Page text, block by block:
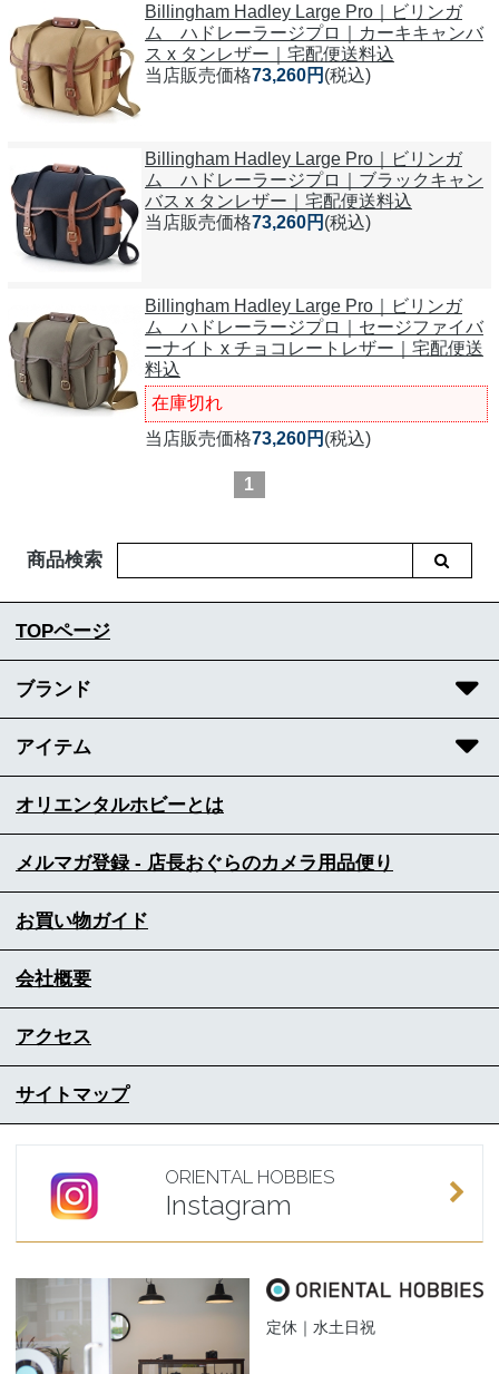
Billingham Hadley Large Pro｜ビリンガ
ム ハドレーラージプロ｜カーキキャンバ
ス x タンレザー｜宅配便送料込
当店販売価格73,260円 (税込)
Billingham Hadley Large Pro｜ビリンガ
ム ハドレーラージプロ｜ブラックキャン
バス x タンレザー｜宅配便送料込
当店販売価格73,260円 (税込)
Billingham Hadley Large Pro｜ビリンガ
ム ハドレーラージプロ｜セージファイバ
ーナイト x チョコレートレザー｜宅配便送
料込
在庫切れ
当店販売価格73,260円 (税込)
1
商品検索
TOPページ
ブランド
アイテム
オリエンタルホビーとは
メルマガ登録 - 店長おぐらのカメラ用品便り
お買い物ガイド
会社概要
アクセス
サイトマップ
ORIENTAL HOBBIES
Instagram
定休｜水土日祝